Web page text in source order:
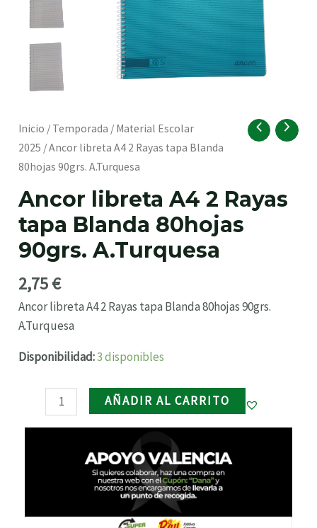
Inicio / Temporada / Material Escolar
2025 / Ancor libreta A4 2 Rayas tapa Blanda
80hojas 90grs. A.Turquesa
Ancor libreta A4 2 Rayas
tapa Blanda 80hojas
90grs. A.Turquesa
2,75€
Ancor libreta A4 2 Rayas tapa Blanda 80hojas 90grs.
A.Turquesa
Disponibilidad:3 disponibles
Ancor
libreta
A4
Rayas
tapa
Blanda
80hojas
90grs.
A.Turquesa
cantidad
AÑADIR AL CARRITO